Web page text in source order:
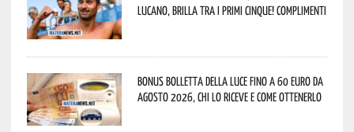
lucano, brilla tra i primi cinque! Complimenti
Bonus bolletta della luce fino a 60 euro da
agosto 2026, chi lo riceve e come ottenerlo